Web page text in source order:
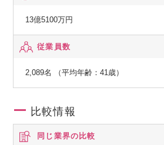
13億5100万円
従業員数
2,089名 （平均年齢：41歳）
比較情報
同じ業界の比較